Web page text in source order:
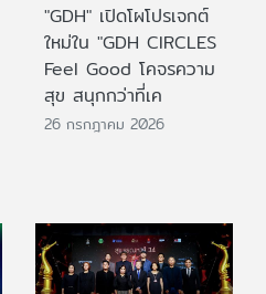
"GDH" เปิดโผโปรเจกต์
ใหม่ใน "GDH CIRCLES
Feel Good โคจรความ
สุข สนุกกว่าที่เค
26 กรกฎาคม 2026